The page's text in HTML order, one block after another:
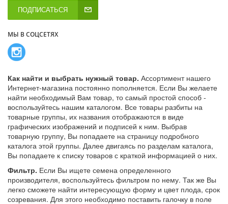
ПОДПИСАТЬСЯ
МЫ В СОЦСЕТЯХ
Как найти и выбрать нужный товар. Ассортимент нашего
Интернет-магазина постоянно пополняется. Если Вы желаете
найти необходимый Вам товар, то самый простой способ -
воспользуйтесь нашим каталогом. Все товары разбиты на
товарные группы, их названия отображаются в виде
графических изображений и подписей к ним. Выбрав
товарную группу, Вы попадаете на страницу подробного
каталога этой группы. Далее двигаясь по разделам каталога,
Вы попадаете к списку товаров с краткой информацией о них.
Фильтр. Если Вы ищете семена определенного
производителя, воспользуйтесь фильтром по нему. Так же Вы
легко сможете найти интересующую форму и цвет плода, срок
созревания. Для этого необходимо поставить галочку в поле